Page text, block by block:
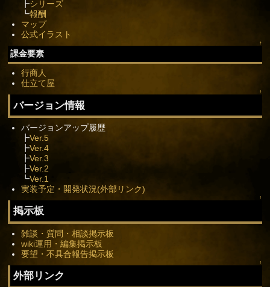
┣シリーズ
┗報酬
マップ
公式イラスト
↑
課金要素
行商人
仕立て屋
↑
バージョン情報
バージョンアップ履歴
┣Ver.5
┣Ver.4
┣Ver.3
┣Ver.2
┗Ver.1
実装予定・開発状況(外部リンク)
↑
掲示板
雑談・質問・相談掲示板
wiki運用・編集掲示板
要望・不具合報告掲示板
↑
外部リンク